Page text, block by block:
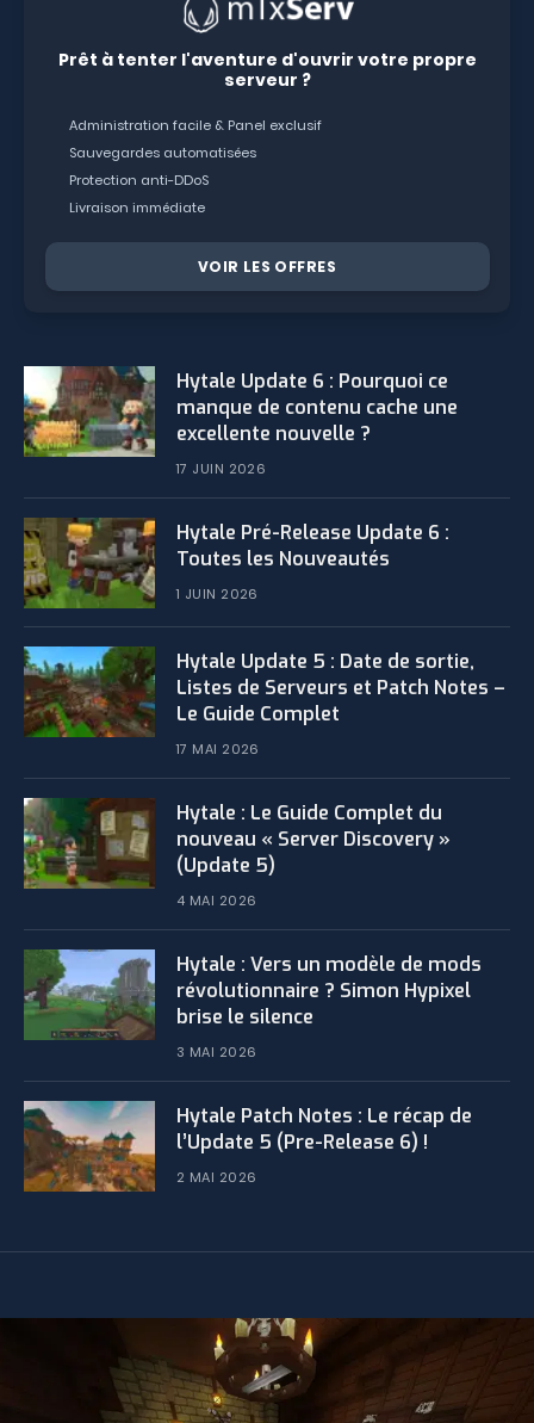
Prêt à tenter l'aventure d'ouvrir votre propre
serveur ?
Administration facile & Panel exclusif
Sauvegardes automatisées
Protection anti-DDoS
Livraison immédiate
VOIR LES OFFRES
Hytale Update 6 : Pourquoi ce
manque de contenu cache une
excellente nouvelle ?
17 JUIN 2026
Hytale Pré-Release Update 6 :
Toutes les Nouveautés
1 JUIN 2026
Hytale Update 5 : Date de sortie,
Listes de Serveurs et Patch Notes –
Le Guide Complet
17 MAI 2026
Hytale : Le Guide Complet du
nouveau « Server Discovery »
(Update 5)
4 MAI 2026
Hytale : Vers un modèle de mods
révolutionnaire ? Simon Hypixel
brise le silence
3 MAI 2026
​Hytale Patch Notes : Le récap de
l’Update 5 (Pre-Release 6) !
2 MAI 2026